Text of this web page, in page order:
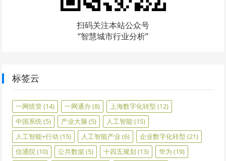
扫码关注本站公众号
“智慧城市行业分析”
标签云
一网统管(14) 一网通办(8) 上海数字化转型 (12)
中国系统(5) 产业大脑 (5) 人工智能(15)
人工智能+行动 (15) 人工智能产业 (6) 企业数字化转型 (21)
信通院(10) 公共数据(5) 十四五规划 (13) 华为 (19)